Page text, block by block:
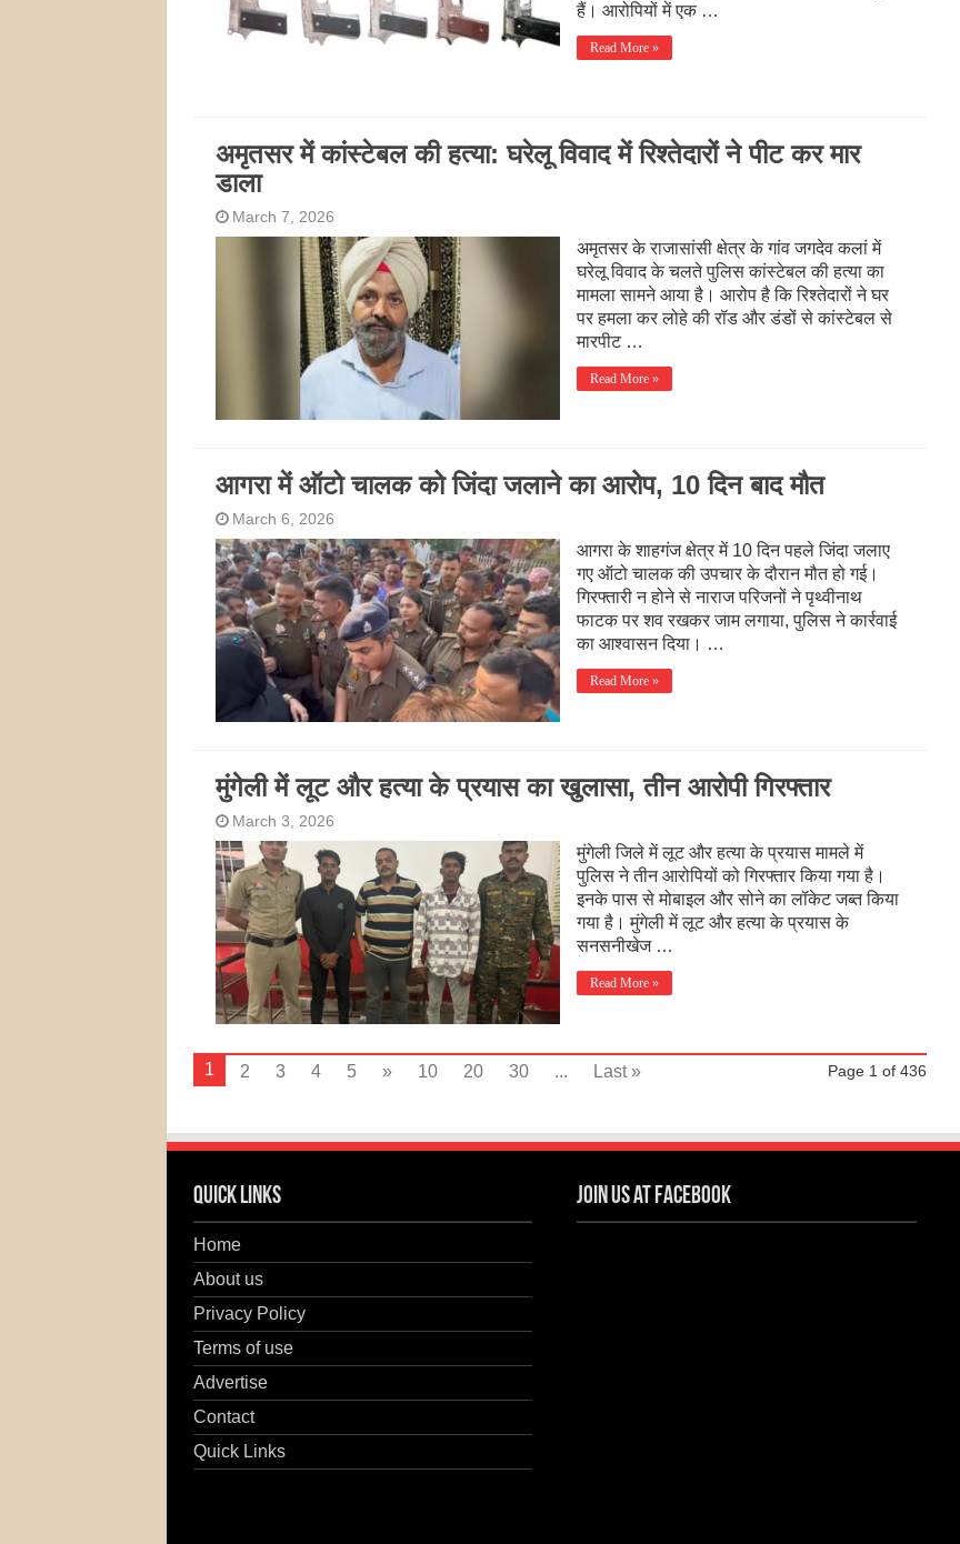
हैं। आरोपियों में एक …
Read More »
अमृतसर में कांस्टेबल की हत्या: घरेलू विवाद में रिश्तेदारों ने पीट कर मार
डाला
March 7, 2026
अमृतसर के राजासांसी क्षेत्र के गांव जगदेव कलां में
घरेलू विवाद के चलते पुलिस कांस्टेबल की हत्या का
मामला सामने आया है। आरोप है कि रिश्तेदारों ने घर
पर हमला कर लोहे की रॉड और डंडों से कांस्टेबल से
मारपीट …
Read More »
आगरा में ऑटो चालक को जिंदा जलाने का आरोप, 10 दिन बाद मौत
March 6, 2026
आगरा के शाहगंज क्षेत्र में 10 दिन पहले जिंदा जलाए
गए ऑटो चालक की उपचार के दौरान मौत हो गई।
गिरफ्तारी न होने से नाराज परिजनों ने पृथ्वीनाथ
फाटक पर शव रखकर जाम लगाया, पुलिस ने कार्रवाई
का आश्वासन दिया। …
Read More »
मुंगेली में लूट और हत्या के प्रयास का खुलासा, तीन आरोपी गिरफ्तार
March 3, 2026
मुंगेली जिले में लूट और हत्या के प्रयास मामले में
पुलिस ने तीन आरोपियों को गिरफ्तार किया गया है।
इनके पास से मोबाइल और सोने का लॉकेट जब्त किया
गया है। मुंगेली में लूट और हत्या के प्रयास के
सनसनीखेज …
Read More »
Page 1 of 436
1 2 3 4 5 » 10 20 30 ... Last »
Quick Links
Home
About us
Privacy Policy
Terms of use
Advertise
Contact
Quick Links
Join us at Facebook